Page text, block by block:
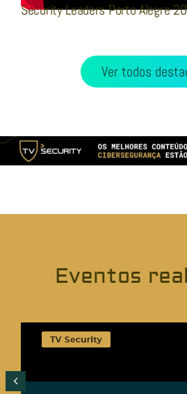
Security Leaders Porto Alegre
Ver todos
Eventos